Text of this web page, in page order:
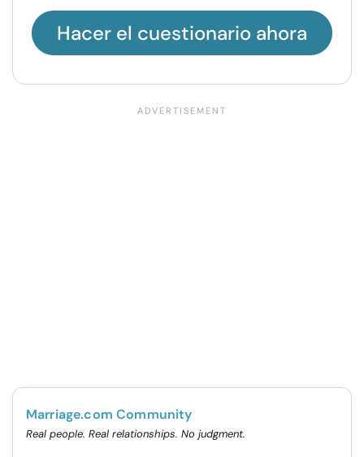
Hacer el cuestionario ahora
Marriage.com Community
Real people. Real relationships. No judgment.